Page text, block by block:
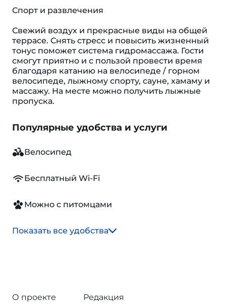
Спорт и развлечения
Свежий воздух и прекрасные виды на общей
террасе. Снять стресс и повысить жизненный
тонус поможет система гидромассажа. Гости
смогут приятно и с пользой провести время
благодаря катанию на велосипеде / горном
велосипеде, лыжному спорту, сауне, хамаму и
массажу. На месте можно получить лыжные
пропуска.
Популярные удобства и услуги
Велосипед
Бесплатный Wi-Fi
Можно с питомцами
Показать все удобства
О проекте
Редакция